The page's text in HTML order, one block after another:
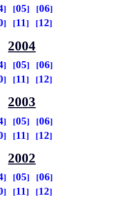
05
06
11 12
2004
05
06
11 12
2003
05
06
11 12
2002
05
06
11 12